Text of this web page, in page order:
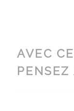
AVEC
PENSEZ